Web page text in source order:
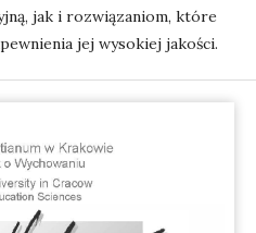
jak i rozwiązaniom, które
jej wysokiej jakości.